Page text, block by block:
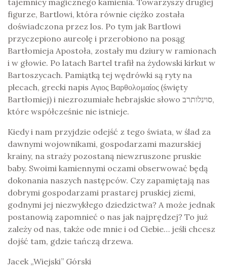
figurze, Bartlowi, która równie ciężko została
doświadczona przez los. Po tym jak Bartlowi
przyczepiono aureolę i przerobiono na posąg
Bartłomieja Apostoła, zostały mu dziury w ramionach
i w głowie. Po latach Bartel trafił na żydowski kirkut w
Bartoszycach. Pamiątką tej wędrówki są ryty na
plecach, grecki napis Aγιος Βαρθολομαίος (święty
Bartłomiej) i niezrozumiałe hebrajskie słowo סוינלותרב,
które współcześnie nie istnieje.
Kiedy i nam przyjdzie odejść z tego świata, w ślad za
dawnymi wojownikami, gospodarzami mazurskiej
krainy, na straży pozostaną niewzruszone pruskie
baby. Swoimi kamiennymi oczami obserwować będą
dokonania naszych następców. Czy zapamiętają nas
dobrymi gospodarzami prastarej pruskiej ziemi,
godnymi jej niezwykłego dziedzictwa? A może jednak
postanowią zapomnieć o nas jak najprędzej? To już
zależy od nas, także ode mnie i od Ciebie… jeśli chcesz
dojść tam, gdzie tańczą drzewa.
Jacek „Wiejski” Górski